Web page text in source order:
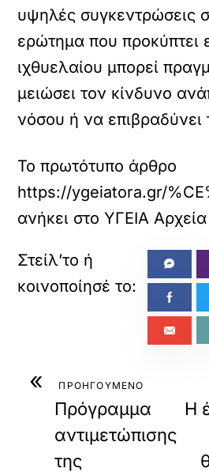
υψηλές συγκεντρώσεις
ερώτημα που προκύπτει
ιχθυελαίου μπορεί
μειώσει τον κίνδυνο
νόσου ή να επιβραδύνει
Το πρωτότυπο άρθρο
https://ygeiatora.gr/
ανήκει στοΥΓΕΙΑ
« ΠΡΟΗΓΟΥΜΕΝΟ
Πρόγραμμα
αντιμετώπισης
της
Η